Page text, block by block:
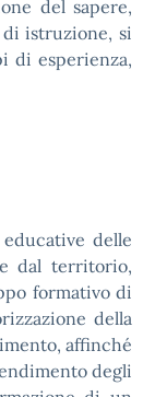
del sapere,
istruzione, si
di esperienza,
delle
dal territorio,
formativo di
della
affinché
degli